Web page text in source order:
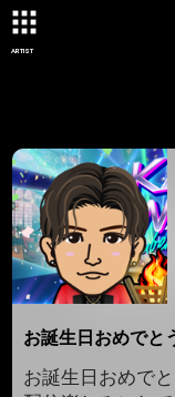
ARTIST
お誕生日おめでと
お誕生日おめで